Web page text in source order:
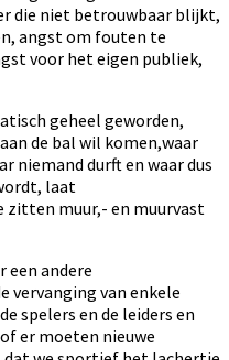
die niet betrouwbaar blijkt,
angst om fouten te
voor het eigen publiek,
geheel geworden,
de bal wil komen,waar
niemand durft en waar dus
laat
zitten muur,- en muurvast
een andere
vervanging van enkele
spelers en de leiders en
er moeten nieuwe